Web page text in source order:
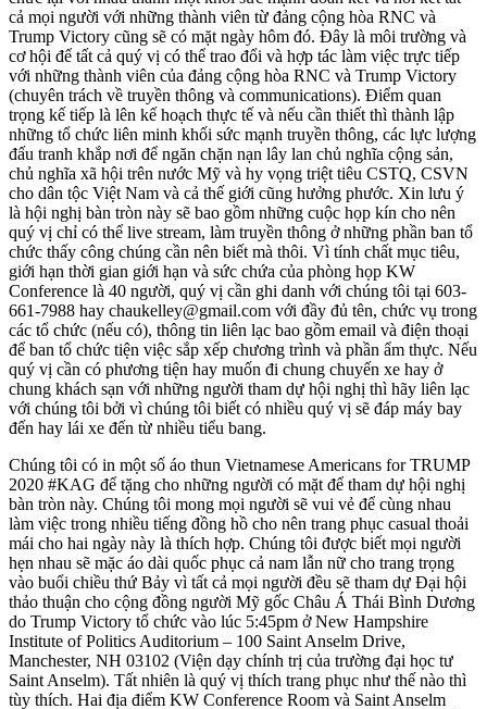
cả mọi người với những thành viên từ đảng cộng hòa RNC và
Trump Victory cũng sẽ có mặt ngày hôm đó. Đây là môi trường và
cơ hội để tất cả quý vị có thể trao đổi và hợp tác làm việc trực tiếp
với những thành viên của đảng cộng hòa RNC và Trump Victory
(chuyên trách về truyền thông và communications). Điểm quan
trọng kế tiếp là lên kế hoạch thực tế và nếu cần thiết thì thành lập
những tổ chức liên minh khối sức mạnh truyền thông, các lực lượng
đấu tranh khắp nơi để ngăn chặn nạn lây lan chủ nghĩa cộng sản,
chủ nghĩa xã hội trên nước Mỹ và hy vọng triệt tiêu CSTQ, CSVN
cho dân tộc Việt Nam và cả thế giới cũng hưởng phước. Xin lưu ý
là hội nghị bàn tròn này sẽ bao gồm những cuộc họp kín cho nên
quý vị chỉ có thể live stream, làm truyền thông ở những phần ban tổ
chức thấy công chúng cần nên biết mà thôi. Vì tính chất mục tiêu,
giới hạn thời gian giới hạn và sức chứa của phòng họp KW
Conference là 40 người, quý vị cần ghi danh với chúng tôi tại 603-
661-7988 hay chaukelley@gmail.com với đầy đủ tên, chức vụ trong
các tổ chức (nếu có), thông tin liên lạc bao gồm email và điện thoại
để ban tổ chức tiện việc sắp xếp chương trình và phần ẩm thực. Nếu
quý vị cần có phương tiện hay muốn đi chung chuyến xe hay ở
chung khách sạn với những người tham dự hội nghị thì hãy liên lạc
với chúng tôi bởi vì chúng tôi biết có nhiều quý vị sẽ đáp máy bay
đến hay lái xe đến từ nhiều tiểu bang.
Chúng tôi có in một số áo thun Vietnamese Americans for TRUMP
2020 #KAG để tặng cho những người có mặt để tham dự hội nghị
bàn tròn này. Chúng tôi mong mọi người sẽ vui vẻ để cùng nhau
làm việc trong nhiều tiếng đồng hồ cho nên trang phục casual thoải
mái cho hai ngày này là thích hợp. Chúng tôi được biết mọi người
hẹn nhau sẽ mặc áo dài quốc phục cả nam lẫn nữ cho trang trọng
vào buổi chiều thứ Bảy vì tất cả mọi người đều sẽ tham dự Đại hội
thảo thuận cho cộng đồng người Mỹ gốc Châu Á Thái Bình Dương
do Trump Victory tổ chức vào lúc 5:45pm ở New Hampshire
Institute of Politics Auditorium – 100 Saint Anselm Drive,
Manchester, NH 03102 (Viện dạy chính trị của trường đại học tư
Saint Anselm). Tất nhiên là quý vị thích trang phục như thế nào thì
tùy thích. Hai địa điểm KW Conference Room và Saint Anselm